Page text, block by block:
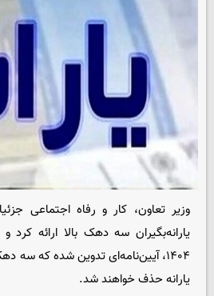
وزیر تعاون، کار و رفاه اجتماعی
یارانه‌بگیران سه دهک بالا ارائه
۱۴۰۴، آیین‌نامه‌ای تدوین شده که سه
یارانه حذف خواهند شد.